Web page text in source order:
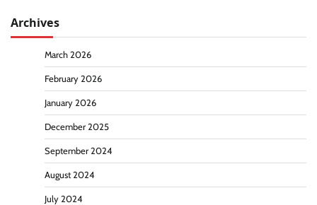
Archives
March 2026
February 2026
January 2026
December 2025
September 2024
August 2024
July 2024